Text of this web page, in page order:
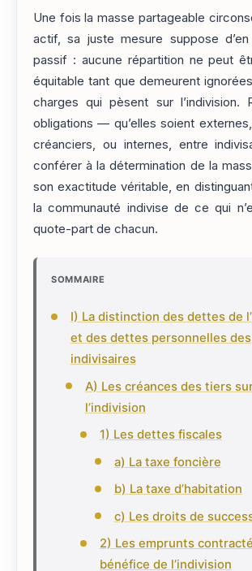
Une fois la masse partageable
actif, sa juste mesure suppose
passif : aucune répartition ne peut
équitable tant que demeurent
charges qui pèsent sur l’indivision.
obligations — qu’elles soient
créanciers, ou internes, entre
conférer à la détermination de la
son exactitude véritable, en
la communauté indivise de ce qui
quote-part de chacun.
SOMMAIRE
I) La distinction des dettes de
et des dettes personnelles des
indivisaires
A) Les créances des tiers
l’indivision
1) Les dettes fiscales
a) La taxe foncière
b) La taxe d’habitation
c) Les droits de
2) Les emprunts
bénéfice de l’indivision